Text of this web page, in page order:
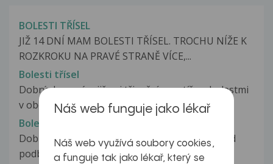
BOLESTI TŘÍSEL
JIŽ 14 DNÍ MAM BOLESTI TŘÍSEL. TROCHU NÍŽE K
ROZKROKU NA PRAVÉ STRANĚ VÍCE,...
Bolesti třísel
Dobrý den, mám již asi tři měsíce potíže s bolestmi
v obou trislech. Bolí mě...
Bolesti třísel
Dobrý den, už nějakou dobu pocituji polest pod
podbřiškem na obou stranách jakoby...
Náš web funguje jako lékař
Náš web využívá soubory cookies,
a funguje tak jako lékař, který se